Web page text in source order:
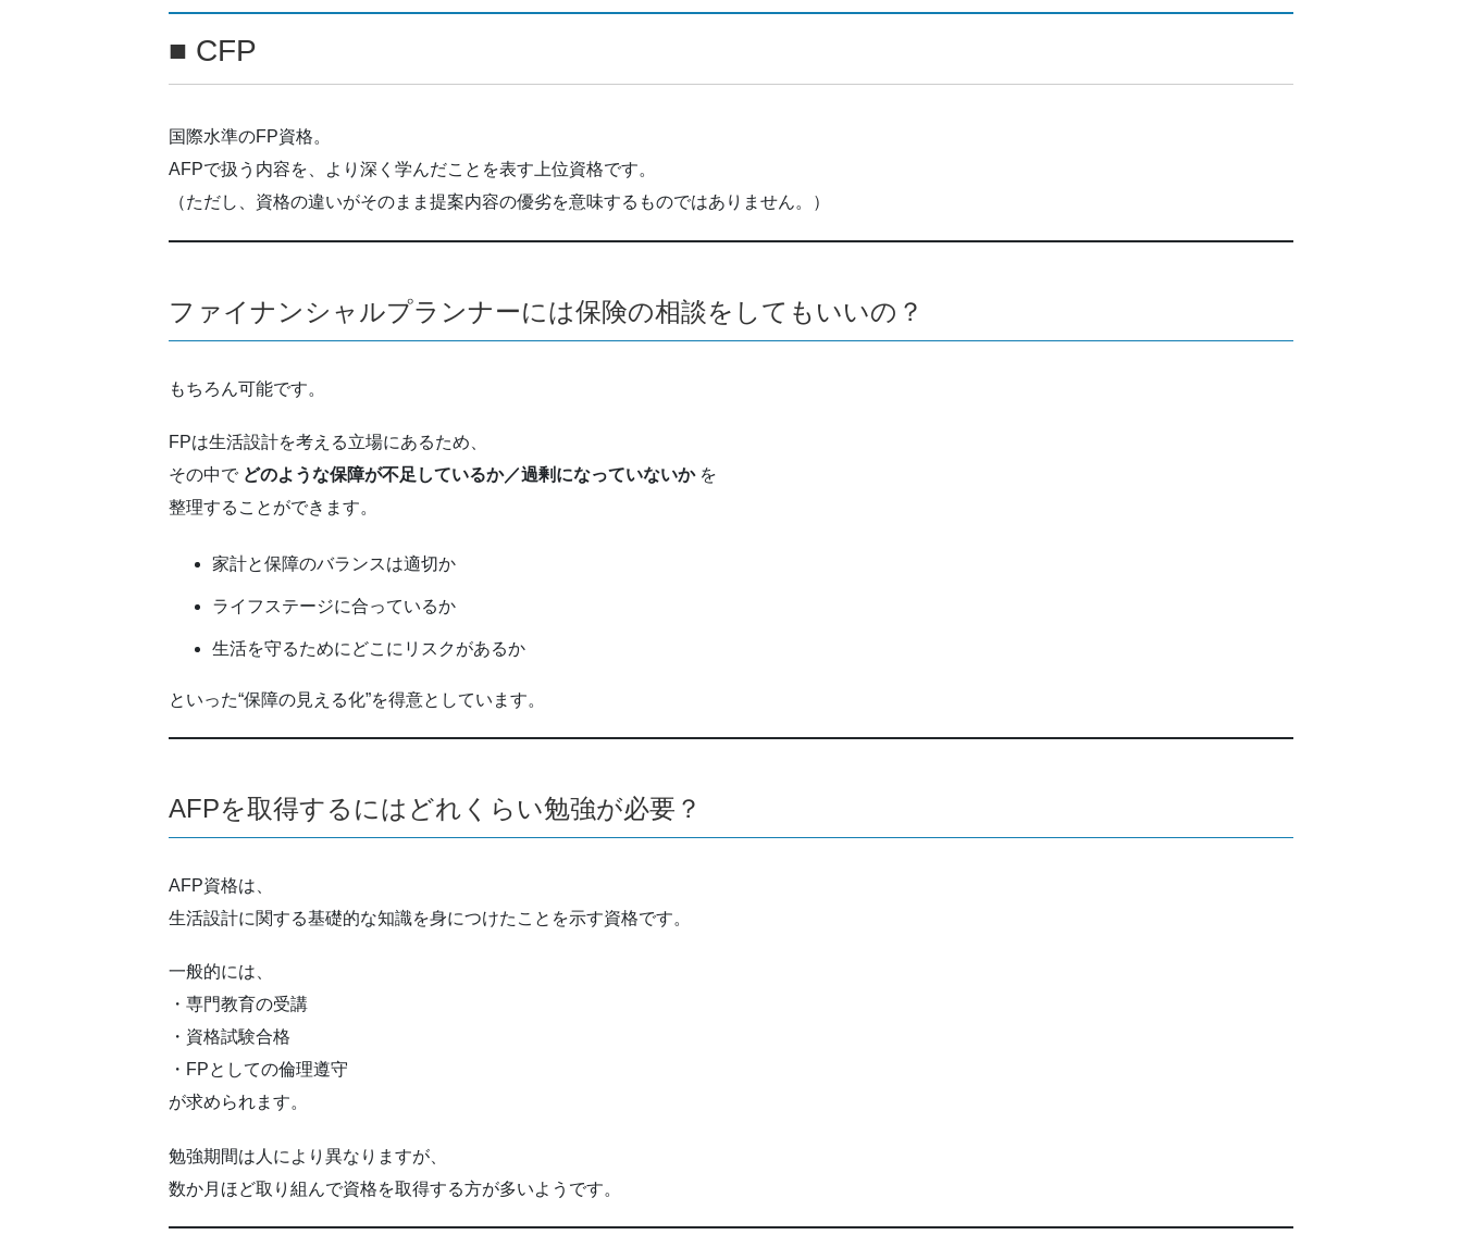
■ CFP
国際水準のFP資格。
AFPで扱う内容を、より深く学んだことを表す上位資格です。
（ただし、資格の違いがそのまま提案内容の優劣を意味するものではありません。）
ファイナンシャルプランナーには保険の相談をしてもいいの？
もちろん可能です。
FPは生活設計を考える立場にあるため、
その中で どのような保障が不足しているか／過剰になっていないかを
整理することができます。
家計と保障のバランスは適切か
ライフステージに合っているか
生活を守るためにどこにリスクがあるか
といった“保障の見える化”を得意としています。
AFPを取得するにはどれくらい勉強が必要？
AFP資格は、
生活設計に関する基礎的な知識を身につけたことを示す資格です。
一般的には、
・専門教育の受講
・資格試験合格
・FPとしての倫理遵守
が求められます。
勉強期間は人により異なりますが、
数か月ほど取り組んで資格を取得する方が多いようです。